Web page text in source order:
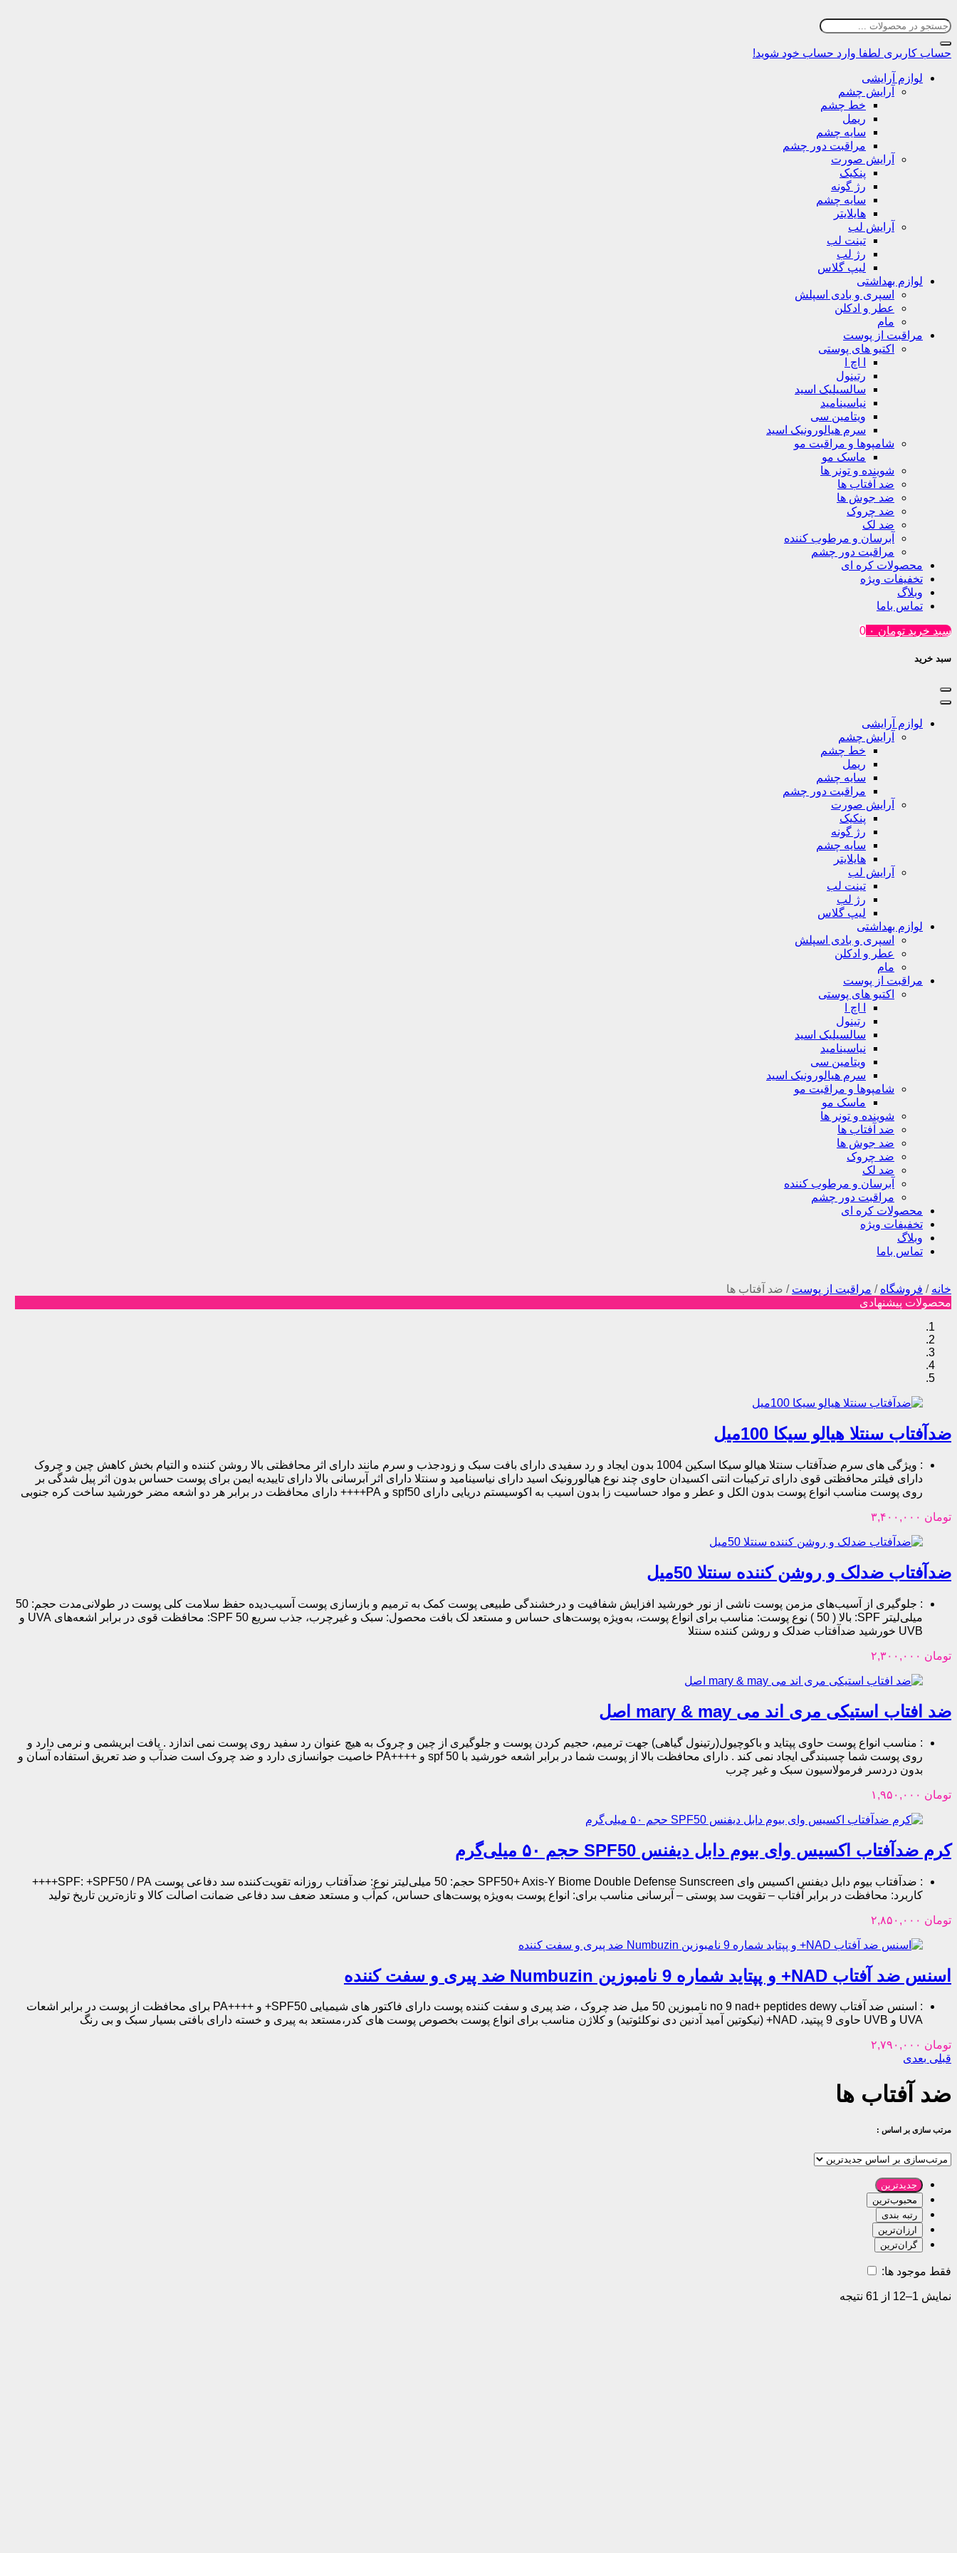
حساب کاربری لطفا وارد حساب خود شوید!
لوازم آرایشی
آرایش چشم
خط چشم
ریمل
سایه چشم
مراقبت دور چشم
آرایش صورت
پنکیک
رژ گونه
سایه چشم
هایلایتر
آرایش لب
تینت لب
رژ لب
لیپ گلاس
لوازم بهداشتی
اسپری و بادی اسپلش
عطر و ادکلن
مام
مراقبت از پوست
اکتیو های پوستی
ا اچ ا
رتینول
سالسیلیک اسید
نیاسینامید
ویتامین سی
سرم هیالورونیک اسید
شامپوها و مراقبت مو
ماسک مو
شوینده و تونر ها
ضد آفتاب ها
ضد جوش ها
ضد چروک
ضد لک
آبرسان و مرطوب کننده
مراقبت دور چشم
محصولات کره ای
تخفیفات ویژه
وبلاگ
تماس باما
سبد خرید تومان 0
سبد خرید
لوازم آرایشی
آرایش چشم
خط چشم
ریمل
سایه چشم
مراقبت دور چشم
آرایش صورت
پنکیک
رژ گونه
سایه چشم
هایلایتر
آرایش لب
تینت لب
رژ لب
لیپ گلاس
لوازم بهداشتی
اسپری و بادی اسپلش
عطر و ادکلن
مام
مراقبت از پوست
اکتیو های پوستی
ا اچ ا
رتینول
سالسیلیک اسید
نیاسینامید
ویتامین سی
سرم هیالورونیک اسید
شامپوها و مراقبت مو
ماسک مو
شوینده و تونر ها
ضد آفتاب ها
ضد جوش ها
ضد چروک
ضد لک
آبرسان و مرطوب کننده
مراقبت دور چشم
محصولات کره ای
تخفیفات ویژه
وبلاگ
تماس باما
خانه / فروشگاه / مراقبت از پوست / ضد آفتاب ها
محصولات پیشنهادی
ضدآفتاب سنتلا هیالو سیکا 100میل
:
ویژگی های سرم ضدآفتاب سنتلا هیالو سیکا اسکین 1004 بدون ایجاد و رد سفیدی دارای بافت سبک و زودجذب و سرم مانند دارای اثر محافظتی بالا روشن کننده و التیام بخش کاهش چین و چروک
دارای فیلتر محافظتی قوی دارای ترکیبات انتی اکسیدان حاوی چند نوع هیالورونیک اسید دارای نیاسینامید و سنتلا دارای اثر آبرسانی بالا دارای تاییدیه ایمن برای پوست حساس بدون اثر پیل شدگی بر
روی پوست مناسب انواع پوست بدون الکل و عطر و مواد حساسیت زا بدون اسیب به اکوسیستم دریایی دارای spf50 و PA++++ دارای محافظت در برابر هر دو اشعه مضر خورشید ساخت کره جنوبی
تومان
ضدآفتاب ضدلک و روشن کننده سنتلا 50میل
:
جلوگیری از آسیب‌های مزمن پوست ناشی از نور خورشید افزایش شفافیت و درخشندگی طبیعی پوست کمک به ترمیم و بازسازی پوست آسیب‌دیده حفظ سلامت کلی پوست در طولانی‌مدت حجم: 50
میلی‌لیتر SPF: بالا ( 50 ) نوع پوست: مناسب برای انواع پوست، به‌ویژه پوست‌های حساس و مستعد لک بافت محصول: سبک و غیرچرب، جذب سریع SPF 50: محافظت قوی در برابر اشعه‌های UVA و
UVB خورشید ضدآفتاب ضدلک و روشن کننده سنتلا
تومان
ضد افتاب استیکی مری اند می mary & may اصل
: مناسب انواع پوست حاوی پپتاید و باکوچیول(رتینول گیاهی) جهت ترمیم، حجیم کردن پوست و جلوگیری از چین و چروک به هیچ عنوان رد سفید روی پوست نمی اندازد . یافت ابریشمی و نرمی دارد و
روی پوست شما چسبندگی ایجاد نمی کند . دارای محافظت بالا از پوست شما در برابر اشعه خورشید با spf 50 و ++++PA خاصیت جوانسازی دارد و ضد چروک است ضدآب و ضد تعریق استفاده آسان و
بدون دردسر فرمولاسیون سبک و غیر چرب
تومان
کرم ضدآفتاب اکسیس وای بیوم دابل دیفنس SPF50 حجم ۵۰ میلی‌گرم
:
ضدآفتاب بیوم دابل دیفنس اکسیس وای SPF50+ Axis-Y Biome Double Defense Sunscreen حجم: 50 میلی‌لیتر نوع: ضدآفتاب روزانه تقویت‌کننده سد دفاعی پوست SPF: +SPF50 / PA++++
کاربرد: محافظت در برابر آفتاب – تقویت سد پوستی – آبرسانی مناسب برای: انواع پوست به‌ویژه پوست‌های حساس، کم‌آب و مستعد ضعف سد دفاعی ضمانت اصالت کالا و تازه‌ترین تاریخ تولید
تومان
اسنس ضد آفتاب NAD+ و پپتاید شماره 9 نامبوزین Numbuzin ضد پیری و سفت کننده
:
اسنس ضد آفتاب no 9 nad+ peptides dewy نامبوزین 50 میل ضد چروک ، ضد پیری و سفت کننده پوست دارای فاکتور های شیمیایی SPF50+ و ++++PA برای محافظت از پوست در برابر اشعات
UVA و UVB حاوی 9 پپتید، NAD+ (نیکوتین آمید آدنین دی نوکلئوتید) و کلاژن مناسب برای انواع پوست بخصوص پوست های کدر،مستعد به پیری و خسته دارای بافتی بسیار سبک و بی رنگ
تومان
قبلی بعدی
ضد آفتاب ها
مرتب سازی بر اساس :
جدیدترین
محبوب‌ترین
رتبه بندی
ارزان‌ترین
گران‌ترین
فقط موجود ها:
نمایش 1–12 از 61 نتیجه